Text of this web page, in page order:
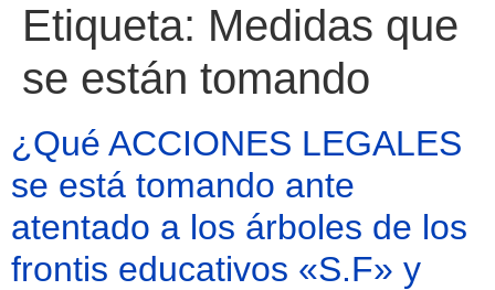
Etiqueta: Medidas que
se están tomando
¿Qué ACCIONES LEGALES
se está tomando ante
atentado a los árboles de los
frontis educativos «S.F» y